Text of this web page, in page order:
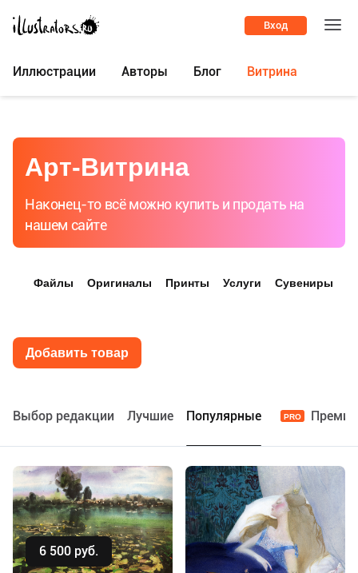
Вход
Иллюстрации Авторы Блог Витрина
Арт-Витрина
Наконец-то всё можно купить и продать на
нашем сайте
Файлы Оригиналы Принты Услуги Сувениры
Выбор редакции Лучшие Популярные PRO
Добавить товар
6 500 руб. Купить